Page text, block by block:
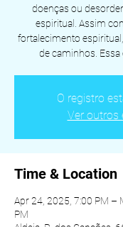
doenças ou
espiritual. Assim
fortalecimento
de caminhos. Essa
O registro
Ver outros
Time & Location
Apr 24, 2025, 7:00 PM –
PM